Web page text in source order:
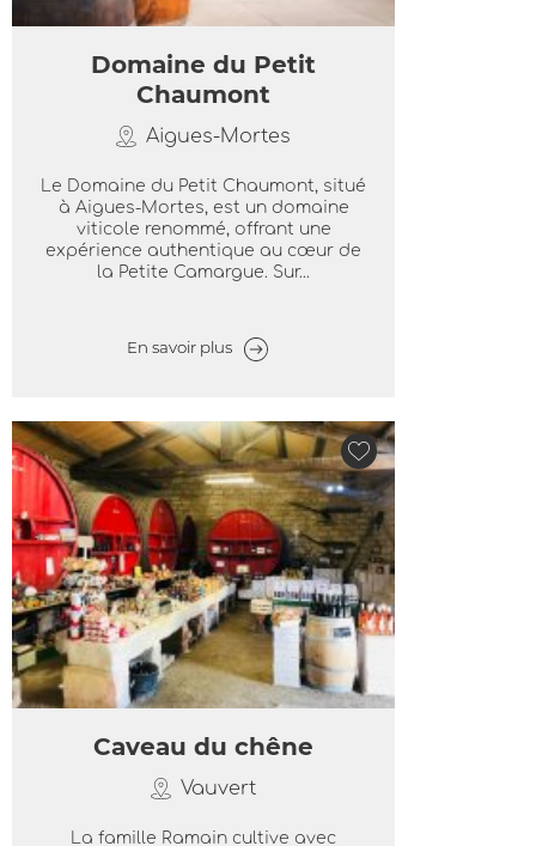
Domaine du Petit
Chaumont
Aigues-Mortes
Le Domaine du Petit Chaumont, situé
à Aigues-Mortes, est un domaine
viticole renommé, offrant une
expérience authentique au cœur de
la Petite Camargue. Sur...
En savoir plus
Caveau du chêne
Vauvert
La famille Ramain cultive avec